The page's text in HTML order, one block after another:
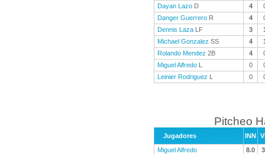
Dayan Lazo D 4
Danger Guerrero R 4
Dennis Laza LF 3
Michael Gonzalez SS 4
Rolando Mendez 2B 4
Miguel Alfredo L 0
Leinier Rodriguez L 0
Pitcheo
Jugadores INN
Miguel Alfredo
8.0